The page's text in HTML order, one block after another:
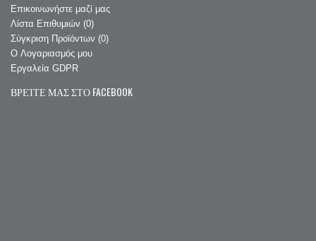
Επικοινωνήστε μαζί μας
Λίστα Επιθυμιών (0)
Σύγκριση Προϊόντων (0)
O Λογαριασμός μου
Εργαλεία GDPR
ΒΡΕΊΤΕ ΜΑΣ ΣΤΟ FACEBOOK